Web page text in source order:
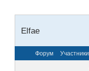
Elfae
Форум Участники